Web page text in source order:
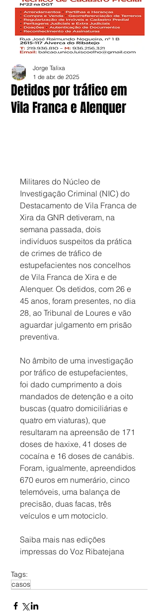
Detidos por tráfico em
Vila Franca e Alenquer
Jorge Talixa
1 de abr. de 2025
Militares do Núcleo de
Investigação Criminal (NIC) do
Destacamento de Vila Franca de
Xira da GNR detiveram, na
semana passada, dois
indivíduos suspeitos da prática
de crimes de tráfico de
estupefacientes nos concelhos
de Vila Franca de Xira e de
Alenquer. Os detidos, com 26 e
45 anos, foram presentes, no dia
28, ao Tribunal de Loures e vão
aguardar julgamento em prisão
preventiva.
No âmbito de uma investigação
por tráfico de estupefacientes,
foi dado cumprimento a dois
mandados de detenção e a oito
buscas (quatro domiciliárias e
quatro em viaturas), que
resultaram na apreensão de 171
doses de haxixe, 41 doses de
cocaína e 16 doses de canábis.
Foram, igualmente, apreendidos
670 euros em numerário, cinco
telemóveis, uma balança de
precisão, duas facas, três
veículos e um motociclo.
Saiba mais nas edições
impressas do Voz Ribatejana
Tags:
casos